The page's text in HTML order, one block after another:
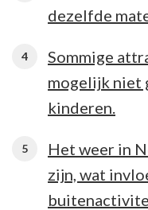
dezelfde
Sommige
mogelijk niet
kinderen.
Het weer in
zijn, wat